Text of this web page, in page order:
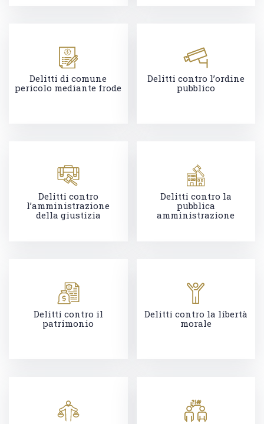
Delitti di comune
pericolo mediante frode
Delitti contro l’ordine
pubblico
Delitti contro
l’amministrazione
della giustizia
Delitti contro la
pubblica
amministrazione
Delitti contro il
patrimonio
Delitti contro la libertà
morale